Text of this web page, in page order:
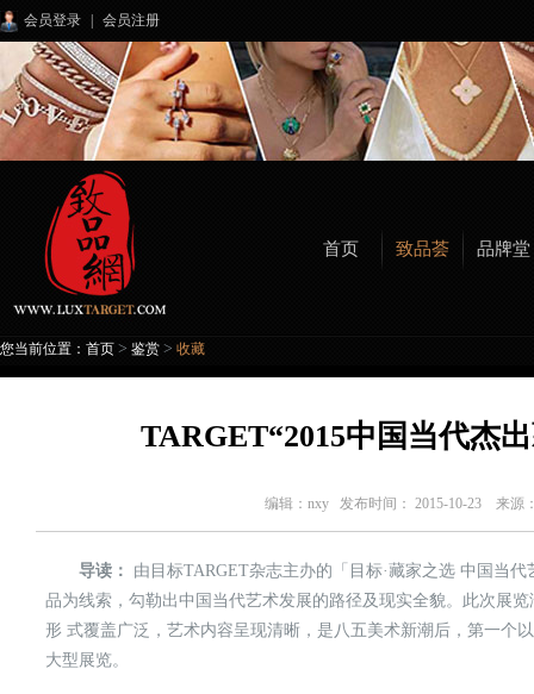
会员登录 会员注册
首页 致品荟 品牌堂
您当前位置： 首页 > 鉴赏 > 收藏
TARGET“2015中国当代杰
编辑： nxy 发布时间： 2015-10-23 来源
导读：
由目标TARGET杂志主办的「目标·藏家之选 中国当
品为线索，勾勒出中国当代艺术发展的路径及现实全貌。此次展
形 式覆盖广泛，艺术内容呈现清晰，是八五美术新潮后，第一个
大型展览。